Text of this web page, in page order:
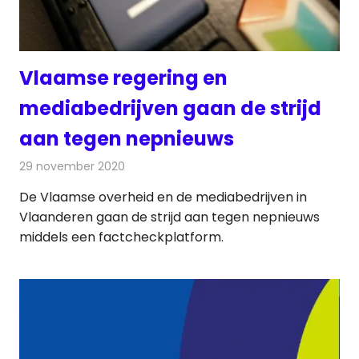
Vlaamse regering en
mediabedrijven gaan de strijd
aan tegen nepnieuws
29 november 2020
De Vlaamse overheid en de mediabedrijven in
Vlaanderen gaan de strijd aan tegen nepnieuws
middels een factcheckplatform.